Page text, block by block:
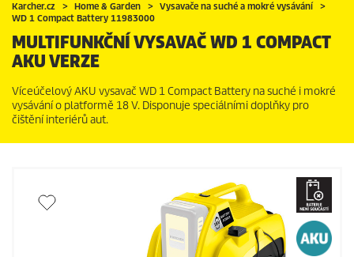
Karcher.cz Home & Garden
Vysavače na suché a mokré vysávání
WD 1 Compact Battery 11983000
MULTIFUNKČNÍ VYSAVAČ WD 1 COMPACT
AKU VERZE
Víceúčelový AKU vysavač WD 1 Compact Battery na suché i mokré
vysávání o platformě 18 V. Disponuje speciálními doplňky pro
čištění interiérů aut.